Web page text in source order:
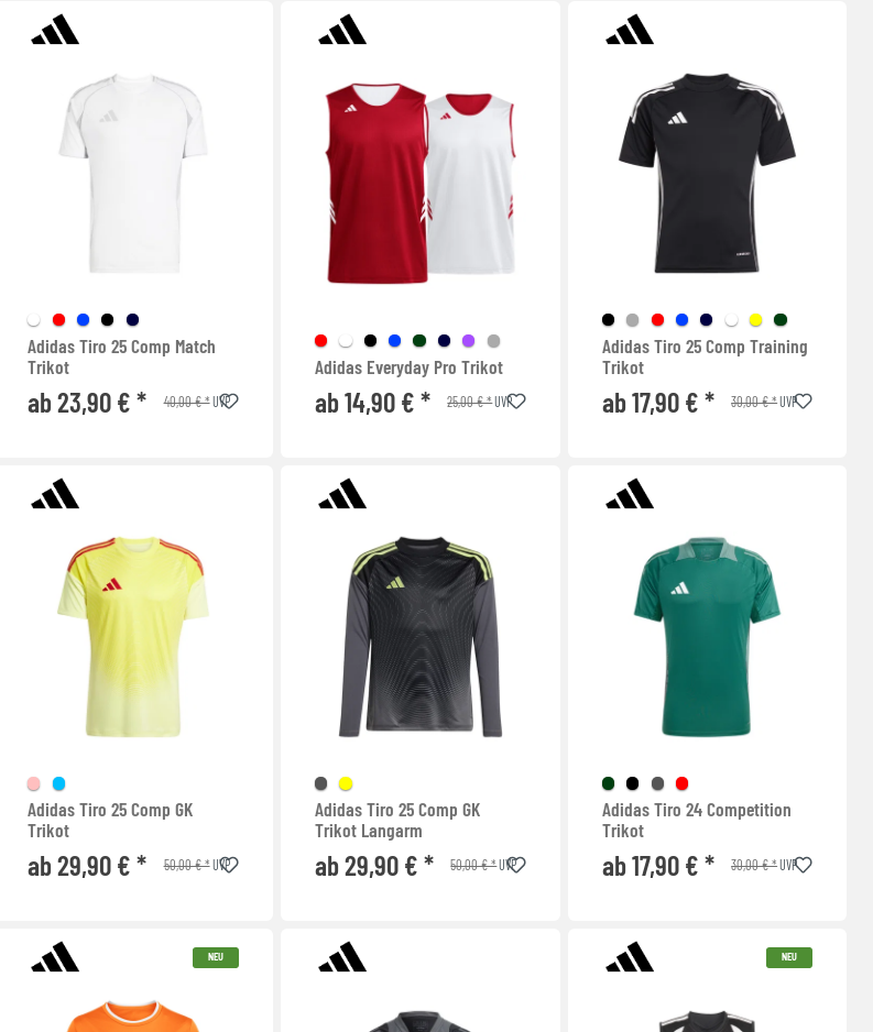
Adidas Tiro 25 Comp Match
Trikot
ab 23,90 € * 40,00 € *UVP
Adidas Everyday Pro Trikot
ab 14,90 € * 25,00 € *UVP
Adidas Tiro 25 Comp Training
Trikot
ab 17,90 € * 30,00 € *UVP
Adidas Tiro 25 Comp GK
Trikot
ab 29,90 € * 50,00 € *UVP
Adidas Tiro 25 Comp GK
Trikot Langarm
ab 29,90 € * 50,00 € *UVP
Adidas Tiro 24 Competition
Trikot
ab 17,90 € * 30,00 € *UVP
NEU NEU